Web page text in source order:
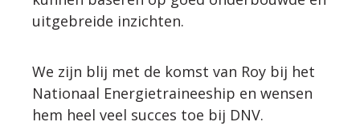
uitgebreide inzichten.
We zijn blij met de komst van Roy bij het
Nationaal Energietraineeship en wensen
hem heel veel succes toe bij DNV.